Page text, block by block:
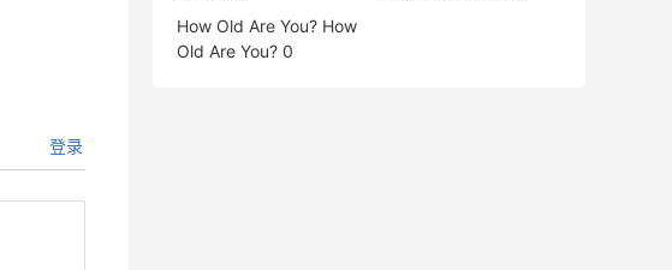
登录
How Old Are You? How
Old Are You? 0